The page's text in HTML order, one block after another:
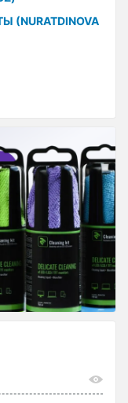
(NURATDINOVA